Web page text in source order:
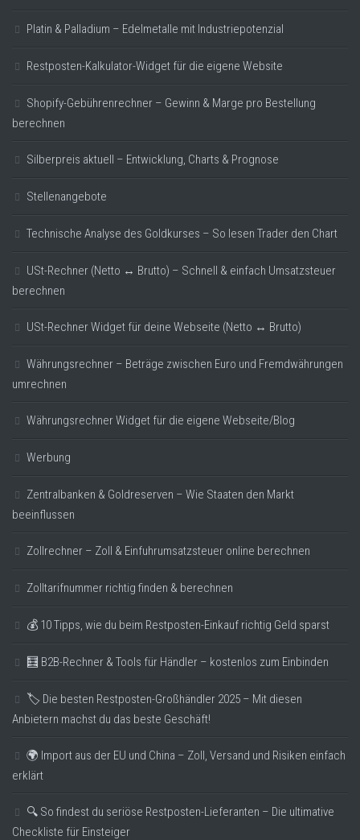
Platin & Palladium – Edelmetalle mit Industriepotenzial
Restposten-Kalkulator-Widget für die eigene Website
Shopify-Gebührenrechner – Gewinn & Marge pro Bestellung
berechnen
Silberpreis aktuell – Entwicklung, Charts & Prognose
Stellenangebote
Technische Analyse des Goldkurses – So lesen Trader den Chart
USt-Rechner (Netto ↔ Brutto) – Schnell & einfach Umsatzsteuer
berechnen
USt-Rechner Widget für deine Webseite (Netto ↔ Brutto)
Währungsrechner – Beträge zwischen Euro und Fremdwährungen
umrechnen
Währungsrechner Widget für die eigene Webseite/Blog
Werbung
Zentralbanken & Goldreserven – Wie Staaten den Markt
beeinflussen
Zollrechner – Zoll & Einfuhrumsatzsteuer online berechnen
Zolltarifnummer richtig finden & berechnen
💰 10 Tipps, wie du beim Restposten-Einkauf richtig Geld sparst
🧮 B2B-Rechner & Tools für Händler – kostenlos zum Einbinden
🏷️ Die besten Restposten-Großhändler 2025 – Mit diesen
Anbietern machst du das beste Geschäft!
🌍 Import aus der EU und China – Zoll, Versand und Risiken einfach
erklärt
🔍 So findest du seriöse Restposten-Lieferanten – Die ultimative
Checkliste für Einsteiger